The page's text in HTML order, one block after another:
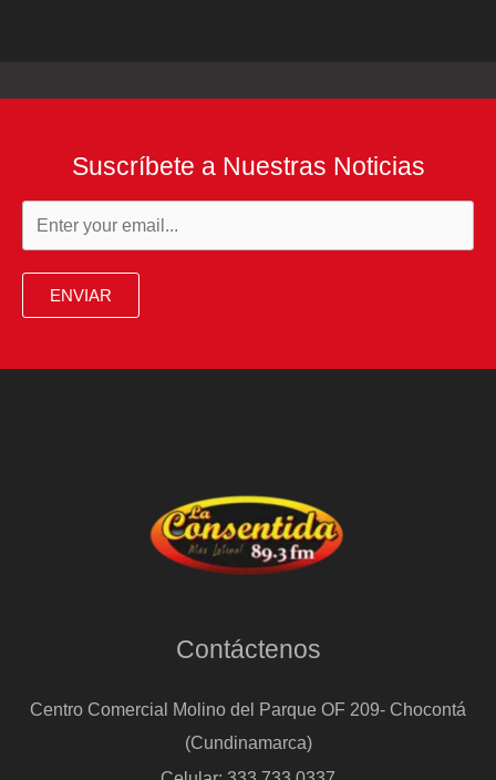
Suscríbete a Nuestras Noticias
ENVIAR
Contáctenos
Centro Comercial Molino del Parque OF 209- Chocontá
(Cundinamarca)